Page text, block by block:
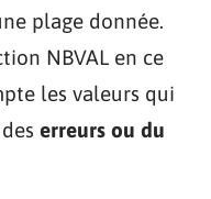
plage donnée.
NBVAL en ce
les valeurs qui
erreurs ou du